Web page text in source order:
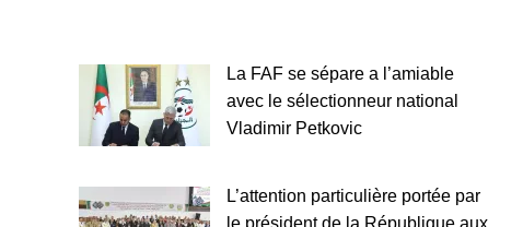
La FAF se sépare a l’amiable
avec le sélectionneur national
Vladimir Petkovic
L’attention particulière portée par